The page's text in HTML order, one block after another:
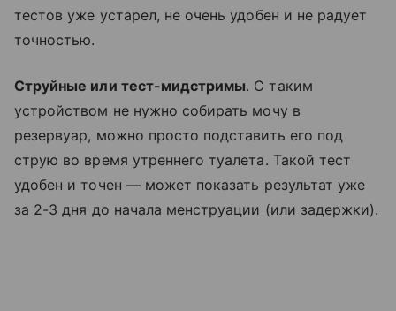
тестов уже устарел, не очень удобен и не радует
точностью.
Струйные или тест-мидстримы. С таким
устройством не нужно собирать мочу в
резервуар, можно просто подставить его под
струю во время утреннего туалета. Такой тест
удобен и точен — может показать результат уже
за 2-3 дня до начала менструации (или задержки).